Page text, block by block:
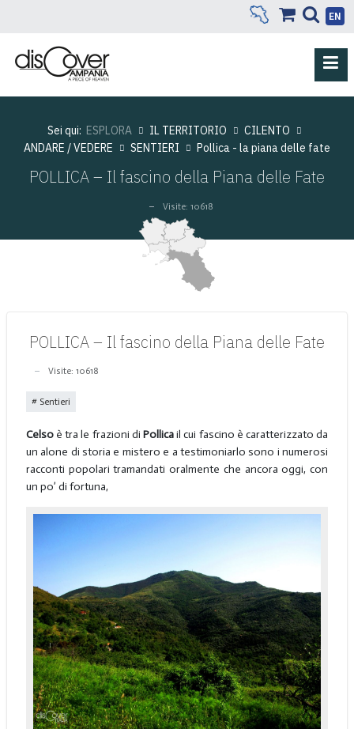
EN
Sei qui: ESPLORA IL TERRITORIO
CILENTO
ANDARE / VEDERE
SENTIERI Pollica - la piana delle fate
POLLICA – Il fascino della Piana delle Fate
Visite: 10618
POLLICA – Il fascino della Piana delle Fate
Visite: 10618
Sentieri
Celsoè tra le frazioni di Pollicail cui fascino è caratterizzato da
un alone di storia e mistero e a testimoniarlo sono i numerosi
racconti popolari tramandati oralmente che ancora oggi, con
un po’ di fortuna,